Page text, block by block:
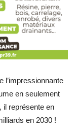
l’impressionnante
en seulement
il représente en
en 2030 !